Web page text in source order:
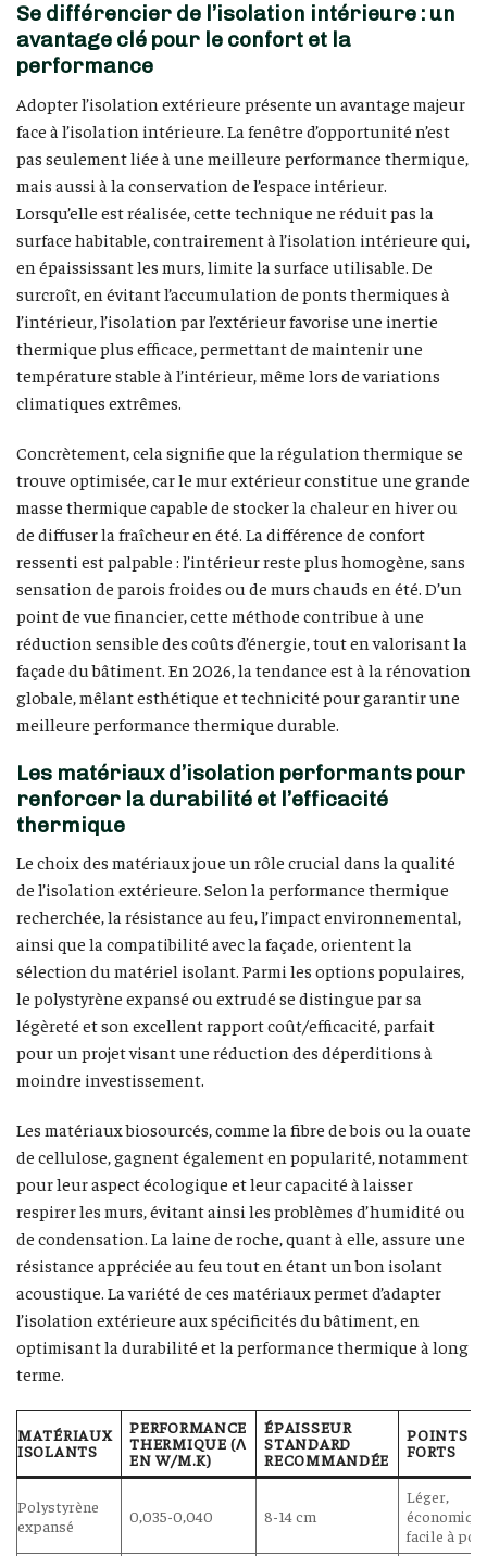
Se différencier de l’isolation intérieure : un
avantage clé pour le confort et la
performance
Adopter l’isolation extérieure présente un avantage majeur
face à l’isolation intérieure. La fenêtre d’opportunité n’est
pas seulement liée à une meilleure performance thermique,
mais aussi à la conservation de l’espace intérieur.
Lorsqu’elle est réalisée, cette technique ne réduit pas la
surface habitable, contrairement à l’isolation intérieure qui,
en épaississant les murs, limite la surface utilisable. De
surcroît, en évitant l’accumulation de ponts thermiques à
l’intérieur, l’isolation par l’extérieur favorise une inertie
thermique plus efficace, permettant de maintenir une
température stable à l’intérieur, même lors de variations
climatiques extrêmes.
Concrètement, cela signifie que la régulation thermique se
trouve optimisée, car le mur extérieur constitue une grande
masse thermique capable de stocker la chaleur en hiver ou
de diffuser la fraîcheur en été. La différence de confort
ressenti est palpable : l’intérieur reste plus homogène, sans
sensation de parois froides ou de murs chauds en été. D’un
point de vue financier, cette méthode contribue à une
réduction sensible des coûts d’énergie, tout en valorisant la
façade du bâtiment. En 2026, la tendance est à la rénovation
globale, mêlant esthétique et technicité pour garantir une
meilleure performance thermique durable.
Les matériaux d’isolation performants pour
renforcer la durabilité et l’efficacité
thermique
Le choix des matériaux joue un rôle crucial dans la qualité
de l’isolation extérieure. Selon la performance thermique
recherchée, la résistance au feu, l’impact environnemental,
ainsi que la compatibilité avec la façade, orientent la
sélection du matériel isolant. Parmi les options populaires,
le polystyrène expansé ou extrudé se distingue par sa
légèreté et son excellent rapport coût/efficacité, parfait
pour un projet visant une réduction des déperditions à
moindre investissement.
Les matériaux biosourcés, comme la fibre de bois ou la ouate
de cellulose, gagnent également en popularité, notamment
pour leur aspect écologique et leur capacité à laisser
respirer les murs, évitant ainsi les problèmes d’humidité ou
de condensation. La laine de roche, quant à elle, assure une
résistance appréciée au feu tout en étant un bon isolant
acoustique. La variété de ces matériaux permet d’adapter
l’isolation extérieure aux spécificités du bâtiment, en
optimisant la durabilité et la performance thermique à long
terme.
MATÉRIAUX
ISOLANTS
PERFORMANCE
THERMIQUE (Λ
EN W/M.K)
ÉPAISSEUR
STANDARD
RECOMMANDÉE
POINTS
FORTS
Polystyrène
expansé
0,035-0,040 8-14 cm
Léger,
facile à